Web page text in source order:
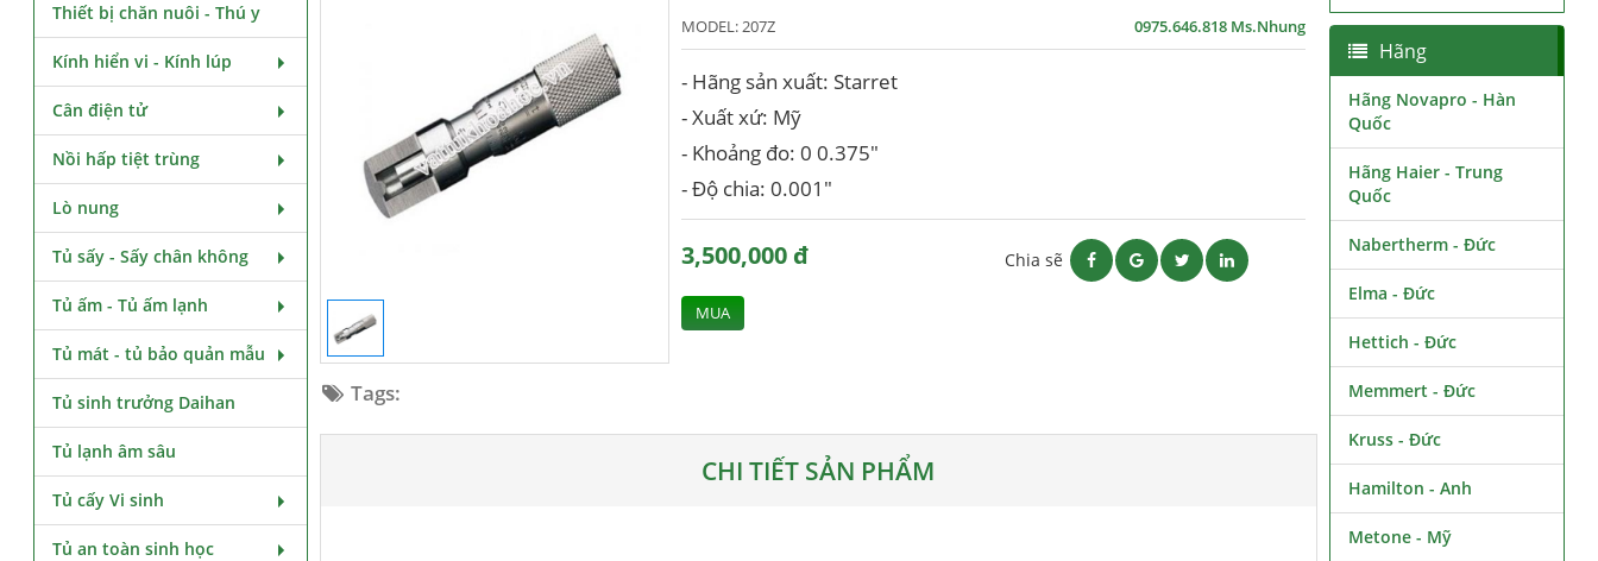
MODEL:207Z 0975.646.818 Ms.Nhung
- Hãng sản xuất: Starret
- Xuất xứ: Mỹ
- Khoảng đo: 0 0.375"
- Độ chia: 0.001"
3,500,000 đ
MUA
Chia sẽ
Tags:
CHI TIẾT SẢN PHẨM
Thiết bị chăn nuôi - Thú y
Kính hiển vi - Kính lúp
Cân điện tử
Nồi hấp tiệt trùng
Lò nung
Tủ sấy - Sấy chân không
Tủ ấm - Tủ ấm lạnh
Tủ mát - tủ bảo quản mẫu
Tủ sinh trưởng Daihan
Tủ lạnh âm sâu
Tủ cấy Vi sinh
Tủ an toàn sinh học
Hãng
Hãng Novapro - Hàn
Quốc
Hãng Haier - Trung
Quốc
Nabertherm - Đức
Elma - Đức
Hettich - Đức
Memmert - Đức
Kruss - Đức
Hamilton - Anh
Metone - Mỹ